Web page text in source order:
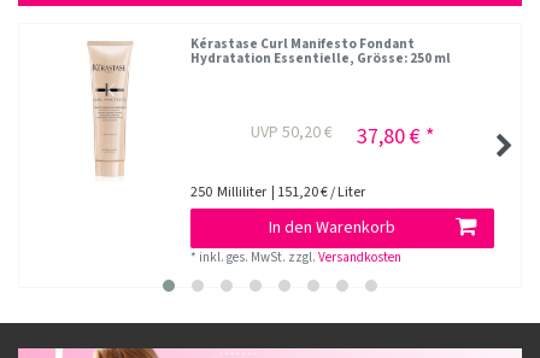
Kérastase Curl Manifesto Fondant
Hydratation Essentielle, Grösse: 250 ml
UVP 50,20 € 37,80 € *
250 Milliliter | 151,20 € / Liter
In den Warenkorb
* inkl. ges. MwSt. zzgl.Versandkosten